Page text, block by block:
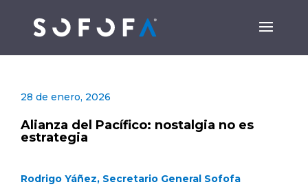
28 de enero, 2026
Alianza del Pacífico: nostalgia no es
estrategia
Rodrigo Yáñez, Secretario General Sofofa